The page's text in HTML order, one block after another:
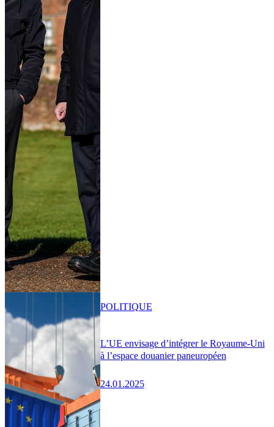
L’UE envisage d’intégrer le Royaume-Uni
à l’espace douanier paneuropéen
24.01.2025
POLITIQUE